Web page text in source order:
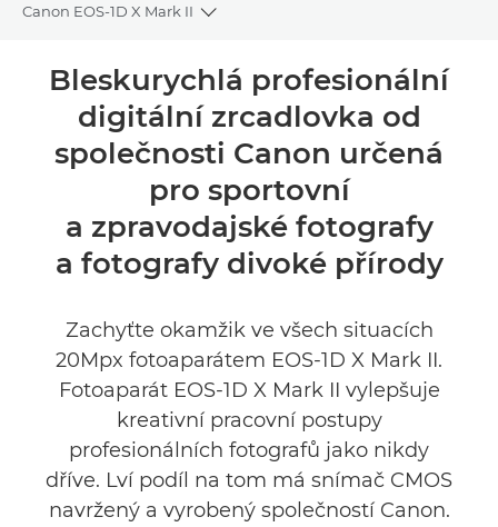
Canon EOS-1D X Mark II
Toggle breadcrumbs
Přehled
Specifikace
NAJÍT PRODEJCE
No Sellers Found
Bleskurychlá profesionální
digitální zrcadlovka od
společnosti Canon určená
pro sportovní
a zpravodajské fotografy
a fotografy divoké přírody
Zachyťte okamžik ve všech situacích
20Mpx fotoaparátem EOS-1D X Mark II.
Fotoaparát EOS-1D X Mark II vylepšuje
kreativní pracovní postupy
profesionálních fotografů jako nikdy
dříve. Lví podíl na tom má snímač CMOS
navržený a vyrobený společností Canon.